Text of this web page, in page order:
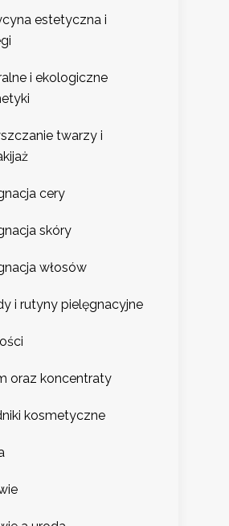
estetyczna i
i ekologiczne
twarzy i
cery
skóry
włosów
i rutyny pielęgnacyjne
oraz koncentraty
kosmetyczne